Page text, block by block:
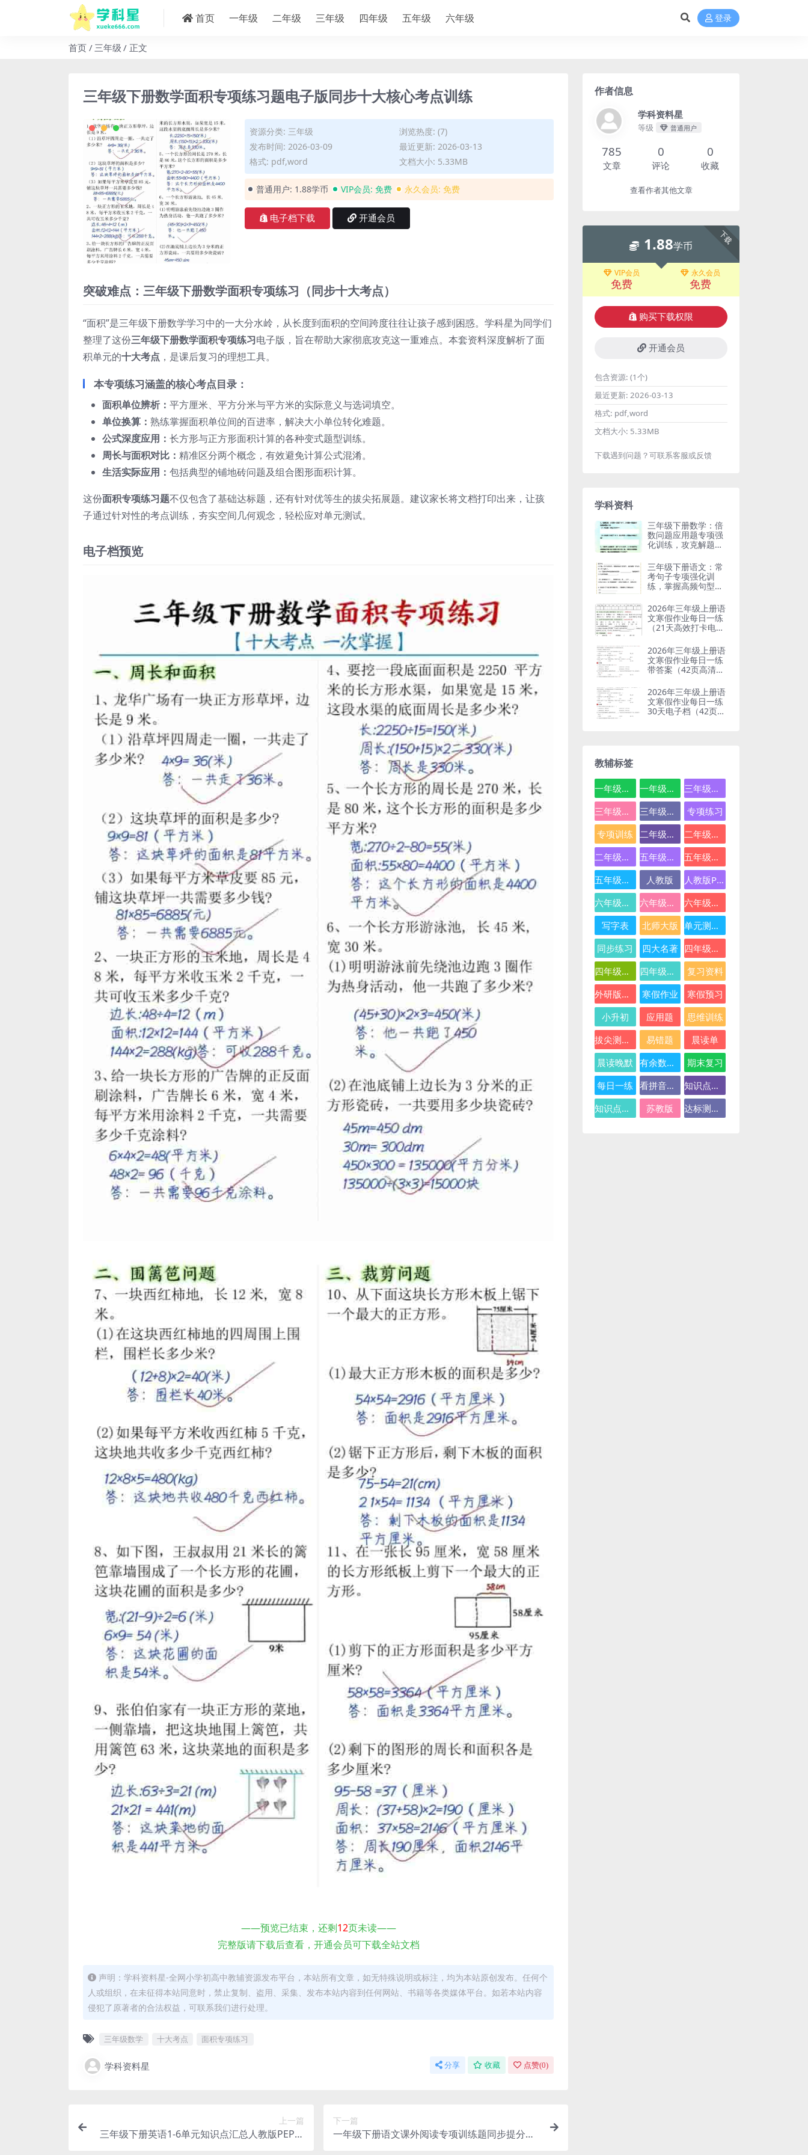
首页 一年级 二年级 三年级 四年级 五年级 六年级 登录
首页 三年级 正文
三年级下册数学面积专项练习题电子版同步十大核心考点训练
资源分类: 三年级
浏览热度: (7)
发布时间: 2026-03-09
最近更新: 2026-03-13
格式: pdf,word
文档大小: 5.33MB
普通用户: 1.88学币 VIP会员: 免费 永久会员: 免费
电子档下载 开通会员
突破难点：三年级下册数学面积专项练习（同步十大考点）
“面积”是三年级下册数学学习中的一大分水岭，从长度到面积的空间跨度往往让孩子感到困惑。学科星为同学们
整理了这份三年级下册数学面积专项练习电子版，旨在帮助大家彻底攻克这一重难点。本套资料深度解析了面
积单元的十大考点 ，是课后复习的理想工具。
本专项练习涵盖的核心考点目录：
面积单位辨析： 平方厘米、平方分米与平方米的实际意义与选词填空。
单位换算： 熟练掌握面积单位间的百进率，解决大小单位转化难题。
公式深度应用： 长方形与正方形面积计算的各种变式题型训练。
周长与面积对比： 精准区分两个概念，有效避免计算公式混淆。
生活实际应用： 包括典型的铺地砖问题及组合图形面积计算。
这份面积专项练习题不仅包含了基础达标题，还有针对优等生的拔尖拓展题。建议家长将文档打印出来，让孩
子通过针对性的考点训练，夯实空间几何观念，轻松应对单元测试。
电子档预览
——预览已结束，还剩12页未读——
完整版请下载后查看，开通会员可下载全站文档
声明：学科资料星-全网小学初高中教辅资源发布平台，本站所有文章，如无特殊说明或标注，均为本站原创发布。任何个
人或组织，在未征得本站同意时，禁止复制、盗用、采集、发布本站内容到任何网站、书籍等各类媒体平台。如若本站内容
侵犯了原著者的合法权益，可联系我们进行处理。
三年级数学 十大考点 面积专项练习
学科资料星 分享 收藏 点赞(0)
上一篇
三年级下册英语1-6单元知识点汇总人教版PEP同
下一篇
一年级下册语文课外阅读专项训练题同步提分阅
作者信息
学科资料星
等级 普通用户
785
文章
0
评论
0
收藏
查看作者其他文章
下载
1.88学币
VIP会员
免费
永久会员
免费
购买下载权限
开通会员
包含资源: (1个)
最近更新: 2026-03-13
格式: pdf,word
文档大小: 5.33MB
下载遇到问题？可联系客服或反馈
学科资料
三年级下册数学：倍
数问题应用题专项强
化训练，攻克解题难
三年级下册语文：常
考句子专项强化训
练，掌握高频句型变
2026年三年级上册语
文寒假作业每日一练
（21天高效打卡电子
2026年三年级上册语
文寒假作业每日一练
带答案（42页高清完
2026年三年级上册语
文寒假作业每日一练
30天电子档（42页高
教辅标签
一年级数学 一年级语文
三年级数学
三年级英语
三年级语文
专项练习
专项训练
二年级下册数学
二年级数学
二年级语文
五年级数学
五年级英语
五年级语文
人教版
人教版PEP
六年级数学
六年级英语
六年级语文
写字表
北师大版
单元测试卷
同步练习
四大名著
四年级下册语文
四年级数学
四年级语文
复习资料
外研版三起点
寒假作业
寒假预习
小升初
应用题
思维训练
拔尖测试卷
易错题
晨读单
晨读晚默
有余数的除法
期末复习
每日一练
看拼音写词语
知识点总结
知识点汇总
苏教版 达标测试卷